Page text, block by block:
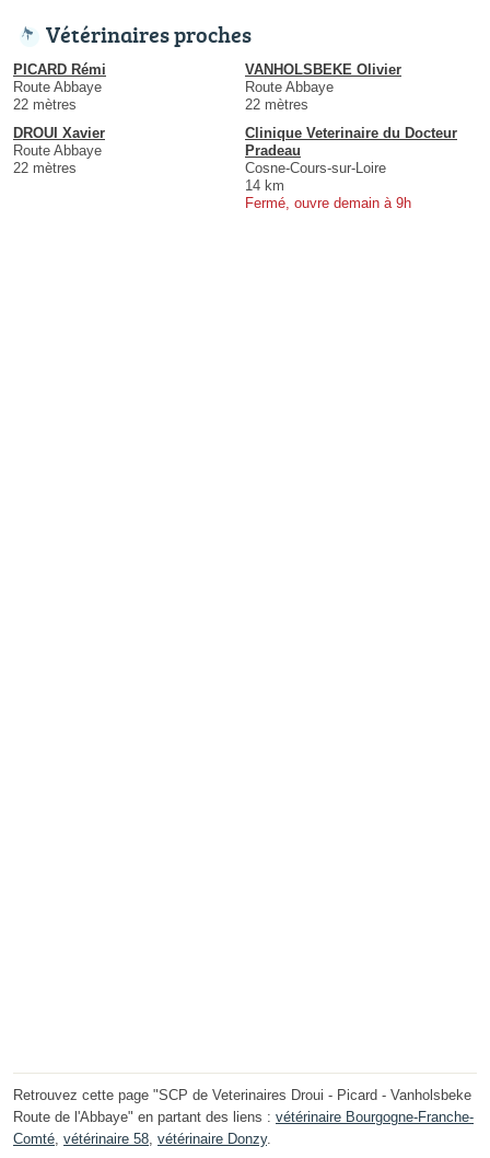
Vétérinaires proches
PICARD Rémi
Route Abbaye
22 mètres
VANHOLSBEKE Olivier
Route Abbaye
22 mètres
DROUI Xavier
Route Abbaye
22 mètres
Clinique Veterinaire du Docteur
Pradeau
Cosne-Cours-sur-Loire
14 km
Fermé, ouvre demain à 9h
Retrouvez cette page "SCP de Veterinaires Droui - Picard - Vanholsbeke
Route de l'Abbaye" en partant des liens : vétérinaire Bourgogne-Franche-
Comté, vétérinaire 58, vétérinaire Donzy.